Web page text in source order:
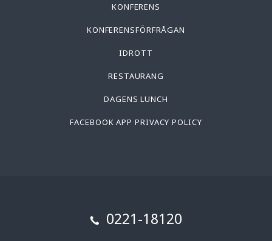
KONFERENS
KONFERENSFÖRFRÅGAN
IDROTT
RESTAURANG
DAGENS LUNCH
FACEBOOK APP PRIVACY POLICY
0221-18120